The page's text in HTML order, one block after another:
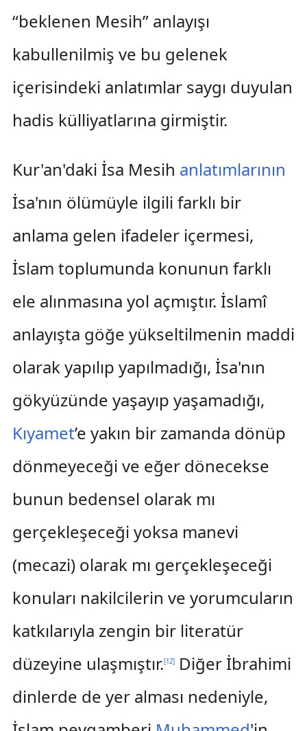
“beklenen Mesih” anlayışı
kabullenilmiş ve bu gelenek
içerisindeki anlatımlar saygı duyulan
hadis külliyatlarına girmiştir.
Kur'an'daki İsa Mesih anlatımlarının
İsa'nın ölümüyle ilgili farklı bir
anlama gelen ifadeler içermesi,
İslam toplumunda konunun farklı
ele alınmasına yol açmıştır. İslamî
anlayışta göğe yükseltilmenin maddi
olarak yapılıp yapılmadığı, İsa'nın
gökyüzünde yaşayıp yaşamadığı,
Kıyamet’e yakın bir zamanda dönüp
dönmeyeceği ve eğer dönecekse
bunun bedensel olarak mı
gerçekleşeceği yoksa manevi
(mecazi) olarak mı gerçekleşeceği
konuları nakilcilerin ve yorumcuların
katkılarıyla zengin bir literatür
düzeyine ulaşmıştır.[12]Diğer İbrahimi
dinlerde de yer alması nedeniyle,